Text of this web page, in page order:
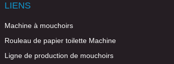
LIENS
Machine à mouchoirs
Rouleau de papier toilette Machine
Ligne de production de mouchoirs